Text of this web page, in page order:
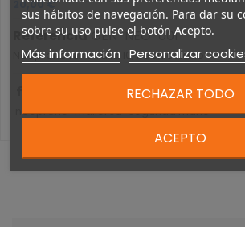
20,00 €
Referencia GEN-NEO-001
Neopreno Niño Talla 10, buen estado
neopreno mallorca segunda mano
sus hábitos de navegación. Para dar su
sobre su uso pulse el botón Acepto.
Más información Personalizar
RECHAZAR TODO
ACEPTO